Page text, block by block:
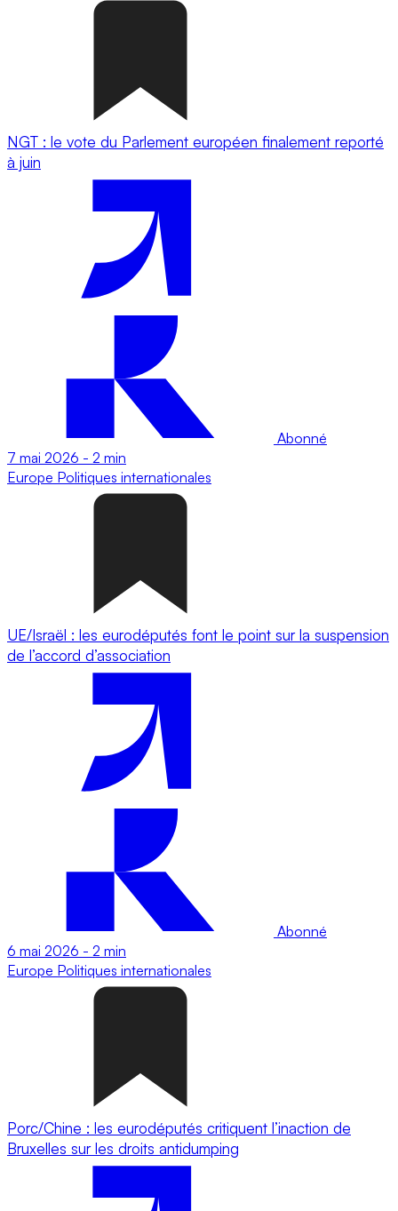
NGT : le vote du Parlement européen finalement reporté
à juin
Abonné
7 mai 2026 - 2 min
Europe Politiques internationales
UE/Israël : les eurodéputés font le point sur la suspension
de l’accord d’association
Abonné
6 mai 2026 - 2 min
Europe Politiques internationales
Porc/Chine : les eurodéputés critiquent l’inaction de
Bruxelles sur les droits antidumping